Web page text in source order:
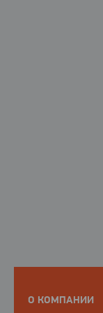
О КОМПАНИИ